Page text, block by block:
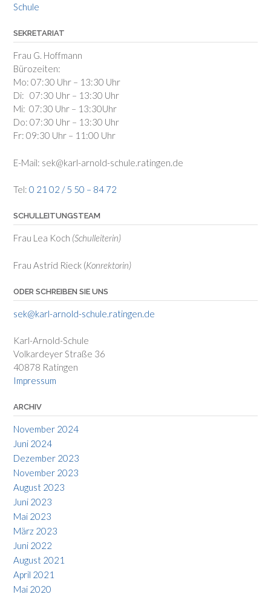
Schule
SEKRETARIAT
Frau G. Hoffmann
Bürozeiten:
Mo: 07:30 Uhr – 13:30 Uhr
Di: 07:30 Uhr – 13:30 Uhr
Mi: 07:30 Uhr – 13:30Uhr
Do: 07:30 Uhr – 13:30 Uhr
Fr: 09:30 Uhr – 11:00 Uhr
E-Mail: sek@karl-arnold-schule.ratingen.de
Tel: 0 21 02 / 5 50 – 84 72
SCHULLEITUNGSTEAM
Frau Lea Koch (Schulleiterin)
Frau Astrid Rieck (Konrektorin)
ODER SCHREIBEN SIE UNS
sek@karl-arnold-schule.ratingen.de
Karl-Arnold-Schule
Volkardeyer Straße 36
40878 Ratingen
Impressum
ARCHIV
November 2024
Juni 2024
Dezember 2023
November 2023
August 2023
Juni 2023
Mai 2023
März 2023
Juni 2022
August 2021
April 2021
Mai 2020